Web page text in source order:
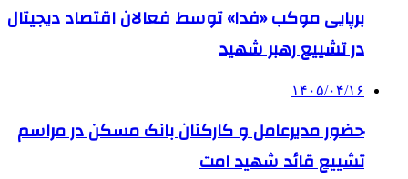
برپایی موکب «فدا» توسط فعالان اقتصاد دیجیتال
در تشییع رهبر شهید
۱۴۰۵/۰۴/۱۶
حضور مدیرعامل و کارکنان بانک مسکن در مراسم
تشییع قائد شهید امت